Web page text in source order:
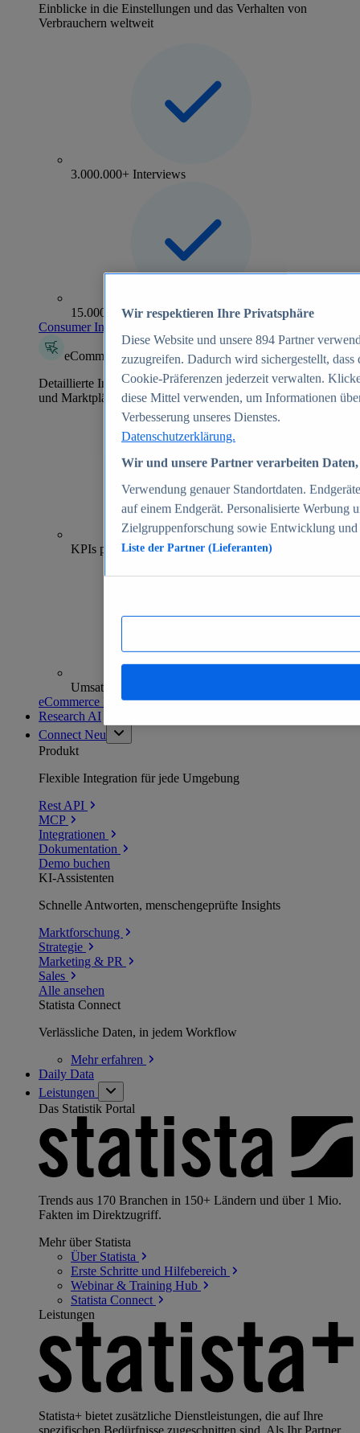
Einblicke in die Einstellungen und das Verhalten von
Verbrauchern weltweit
3.000.000+ Interviews
15.000+ Marken
Consumer Insights entdecken
eCommerce Insights
Detaillierte Informationen zu mehr als 39.000 Online-Shops
und Marktplätzen
70+
KPIs pro Shop
Umsatzanalysen und -prognosen
eCommerce Insights entdecken
Research AI
Connect Neu
Produkt
Flexible Integration für jede Umgebung
Rest API
MCP
Integrationen
Dokumentation
Demo buchen
KI-Assistenten
Schnelle Antworten, menschengeprüfte Insights
Marktforschung
Strategie
Marketing & PR
Sales
Alle ansehen
Statista Connect
Verlässliche Daten, in jedem Workflow
Mehrerfahren
Daily Data
Leistungen
Das Statistik Portal
Trends aus 170 Branchen in 150+ Ländern und über 1 Mio.
Fakten im Direktzugriff.
Mehr über Statista
Über Statista
Erste Schritte und Hilfebereich
Webinar & Training Hub
Statista Connect
Leistungen
Statista+ bietet zusätzliche Dienstleistungen, die auf Ihre
spezifischen Bedürfnisse zugeschnitten sind. Als Ihr Partner
Wir respektieren Ihre Privatsphäre
Diese Website und unsere 894 Partner
zuzugreifen. Dadurch wird sichergestellt,
Cookie-Präferenzen jederzeit verwalten.
diese Mittel verwenden, um Informationen
Verbesserung unseres Dienstes.
Datenschutzerklärung.
Wir und unsere Partner verarbeiten
Verwendung genauer Standortdaten.
auf einem Endgerät. Personalisierte Werbung
Zielgruppenforschung sowie Entwicklung
Liste der Partner (Lieferanten)